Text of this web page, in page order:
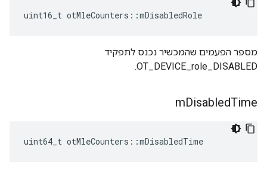
uint16_t otMleCounters ::mDisabledRole
מספר הפעמים שהמכשיר נכנס לתפקיד
OT_DEVICE_role_DISABLED.
mDisabledTime
uint64_t otMleCounters ::mDisabledTime